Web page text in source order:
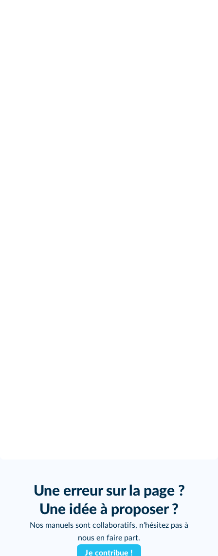
Une erreur sur la page ?
Une idée à proposer ?
Nos manuels sont collaboratifs, n'hésitez pas à
nous en faire part.
Je contribue !